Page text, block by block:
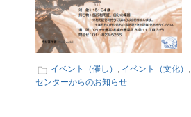
イベント（催し） , イベント（文化） ,
センターからのお知らせ